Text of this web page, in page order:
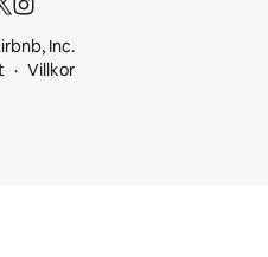
Inc.
Villkor